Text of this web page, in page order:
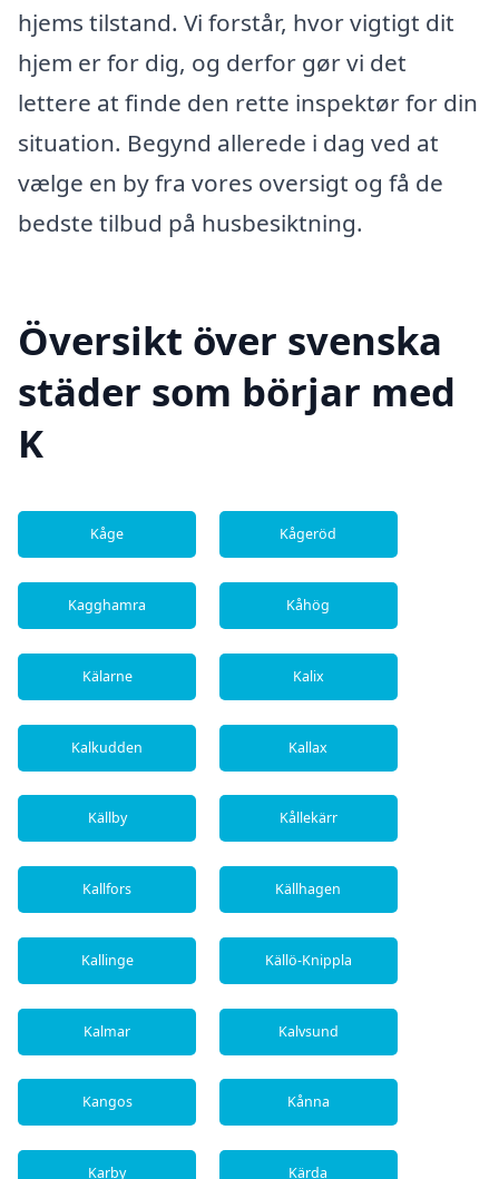
hjems tilstand. Vi forstår, hvor vigtigt dit
hjem er for dig, og derfor gør vi det
lettere at finde den rette inspektør for din
situation. Begynd allerede i dag ved at
vælge en by fra vores oversigt og få de
bedste tilbud på husbesiktning.
Översikt över svenska
städer som börjar med
K
Kåge Kågeröd
Kagghamra Kåhög
Kälarne Kalix
Kalkudden Kallax
Källby Kållekärr
Kallfors Källhagen
Kallinge Källö-Knippla
Kalmar Kalvsund
Kangos Kånna
Karby Kärda